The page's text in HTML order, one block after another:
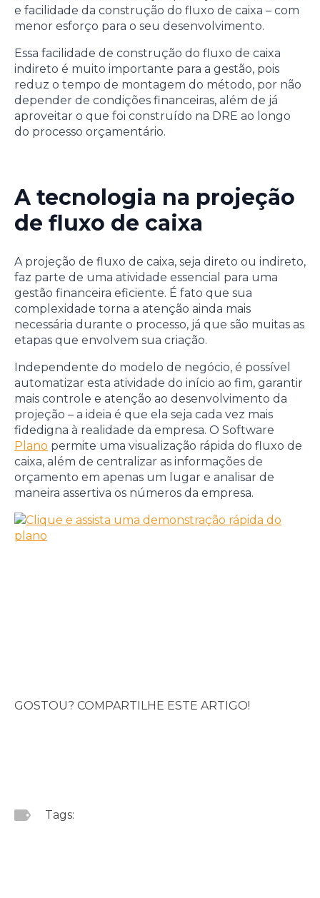
e facilidade da construção do fluxo de caixa – com
menor esforço para o seu desenvolvimento.
Essa facilidade de construção do fluxo de caixa
indireto é muito importante para a gestão, pois
reduz o tempo de montagem do método, por não
depender de condições financeiras, além de já
aproveitar o que foi construído na DRE ao longo
do processo orçamentário.
A tecnologia na projeção
de fluxo de caixa
A projeção de fluxo de caixa, seja direto ou indireto,
faz parte de uma atividade essencial para uma
gestão financeira eficiente. É fato que sua
complexidade torna a atenção ainda mais
necessária durante o processo, já que são muitas as
etapas que envolvem sua criação.
Independente do modelo de negócio, é possível
automatizar esta atividade do início ao fim, garantir
mais controle e atenção ao desenvolvimento da
projeção – a ideia é que ela seja cada vez mais
fidedigna à realidade da empresa. O Software
Plano permite uma visualização rápida do fluxo de
caixa, além de centralizar as informações de
orçamento em apenas um lugar e analisar de
maneira assertiva os números da empresa.
GOSTOU? COMPARTILHE ESTE ARTIGO!
Tags: